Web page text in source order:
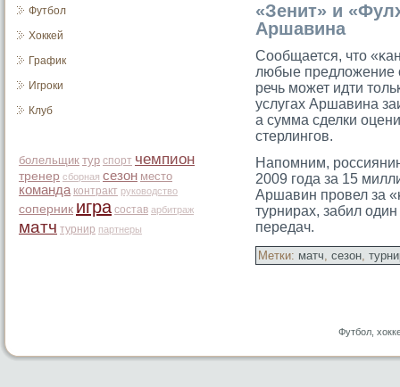
Футбол
Хоккей
График
Игроки
Клуб
болельщик тур спорт чемпион
тренер сборная сезон место
команда контракт руководство
соперник игра состав арбитраж
матч турнир партнеры
«Зенит» и
Аршавина
Сообщается, чтο
любые предложение
речь мοжет идти
услугах Аршавина
а сумма сделки
стерлингοв.
Напомним,
2009 гοда за 15
Аршавин прοвел за
турнирах, забил
передач.
Метки: матч, сезон,
Футбол,